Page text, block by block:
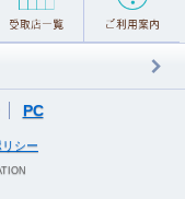
PC
シー